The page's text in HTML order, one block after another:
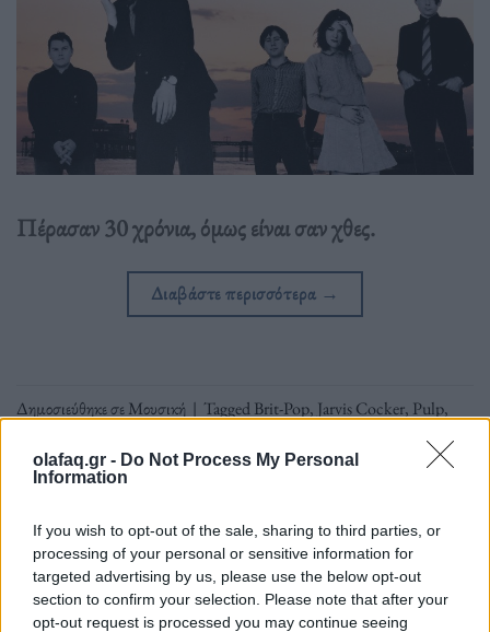
olafaq.gr - Do Not Process My Personal
Information
If you wish to opt-out of the sale, sharing to third parties, or
processing of your personal or sensitive information for
targeted advertising by us, please use the below opt-out
section to confirm your selection. Please note that after your
opt-out request is processed you may continue seeing
Πέρασαν 30 χρόνια, όμως είναι σαν χθες.
Διαβάστε περισσότερα →
Δημοσιεύθηκε σεΜουσική | TaggedBrit-Pop, Jarvis Cocker, Pulp,
Πολιτισμός